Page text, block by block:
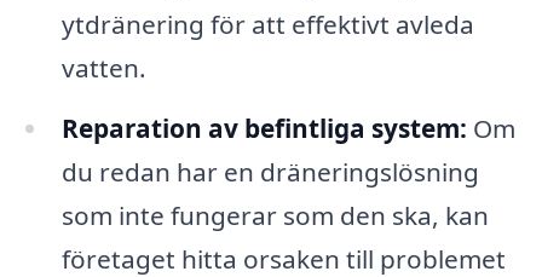
ytdränering för att effektivt avleda
vatten.
Reparation av befintliga system: Om
du redan har en dräneringslösning
som inte fungerar som den ska, kan
företaget hitta orsaken till problemet